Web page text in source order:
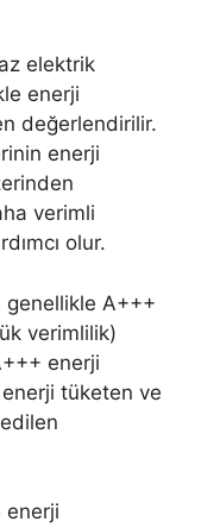
elektrik
enerji
değerlendirilir.
enerji
verimli
olur.
genellikle A+++
verimlilik)
enerji
enerji tüketen ve
enerji